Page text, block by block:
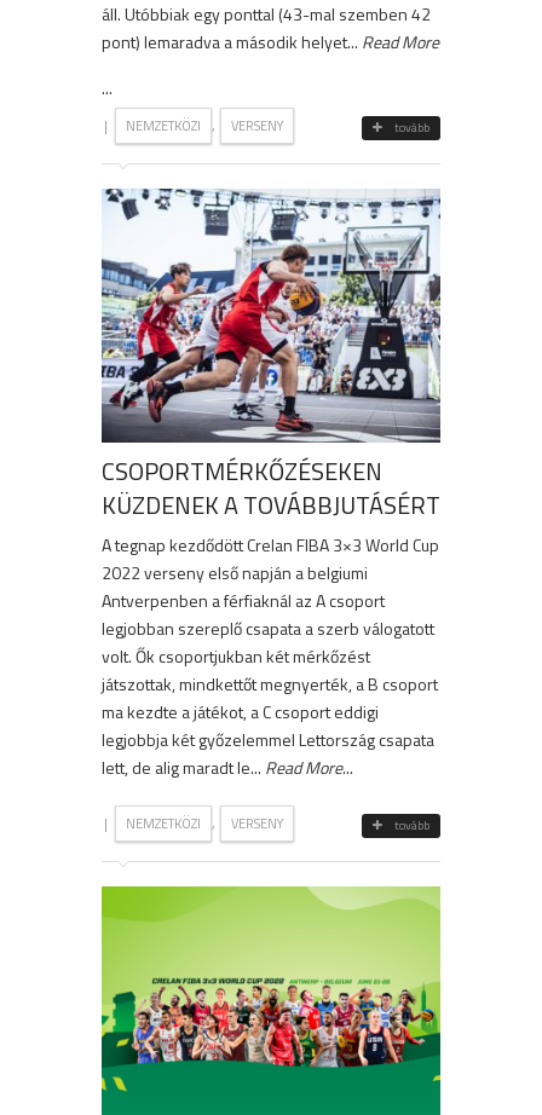
áll. Utóbbiak egy ponttal (43-mal szemben 42
pont) lemaradva a második helyet... Read More
...
| NEMZETKÖZI , VERSENY tovább
CSOPORTMÉRKŐZÉSEKEN
KÜZDENEK A TOVÁBBJUTÁSÉRT
A tegnap kezdődött Crelan FIBA 3×3 World Cup
2022 verseny első napján a belgiumi
Antverpenben a férfiaknál az A csoport
legjobban szereplő csapata a szerb válogatott
volt. Ők csoportjukban két mérkőzést
játszottak, mindkettőt megnyerték, a B csoport
ma kezdte a játékot, a C csoport eddigi
legjobbja két győzelemmel Lettország csapata
lett, de alig maradt le... Read More...
| NEMZETKÖZI , VERSENY tovább